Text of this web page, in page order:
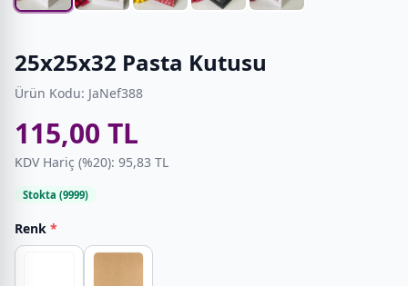
25x25x32 Pasta Kutusu
Ürün Kodu: JaNef388
115,00 TL
KDV Hariç (%20): 95,83 TL
Stokta (9999)
Renk *